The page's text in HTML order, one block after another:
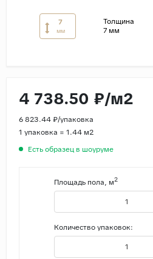
7
мм
Толщина
7 мм
4 738.50 ₽/м2
6 823.44 ₽/упаковка
1 упаковка = 1.44 м2
Есть образец в шоуруме
Площадь пола, м2
Количество упаковок: